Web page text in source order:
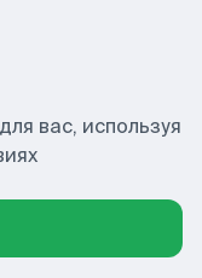
вас, используя